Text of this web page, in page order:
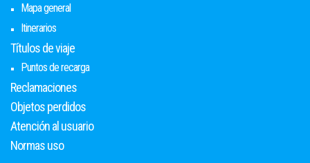
Mapa general
Itinerarios
Títulos de viaje
Puntos de recarga
Reclamaciones
Objetos perdidos
Atención al usuario
Normas uso